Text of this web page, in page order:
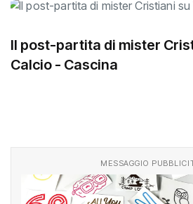
Il post-partita di mister
Calcio - Cascina
MESSAGGIO